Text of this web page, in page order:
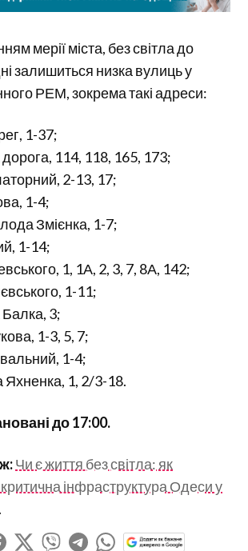
мерії міста, без світла до
залишиться низка вулиць у
РЕМ, зокрема такі адреси:
1-37;
114, 118, 165, 173;
2-13, 17;
1-4;
Змієнка, 1-7;
1-14;
1, 1А, 2, 3, 7, 8А, 142;
1-11;
3;
1-3, 5, 7;
1-4;
1, 2/3-18.
до 17:00.
Чи є життя без світла: як
інфраструктура Одеси у
.